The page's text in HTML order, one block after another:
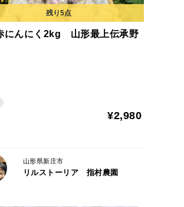
にんにく2kg 山形最上伝承野
¥2,980
山形県新庄市
リルストーリア 指村農園